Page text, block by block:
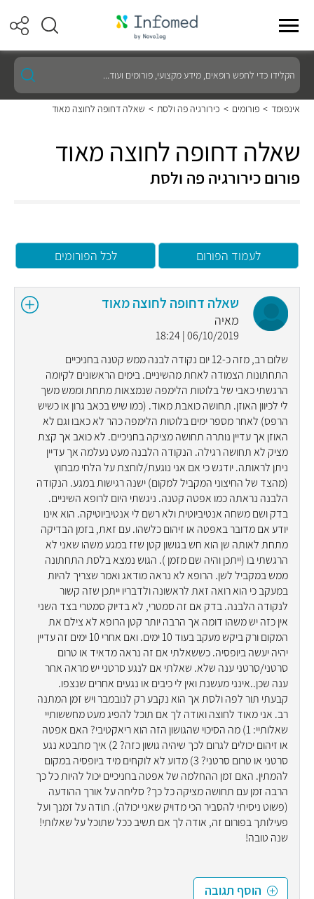
הקלידו
כדי
לחפש
רופאים,
מידע
ועוד...
אינפומד > פורומים > כירורגיה פה ולסת > שאלה דחופה לחוצה מאוד
שאלה דחופה לחוצה מאוד
פורום כירורגיה פה ולסת
לעמוד הפורום לכל הפורומים
שאלה דחופה לחוצה מאוד
מאיה
06/10/2019 | 18:24
שלום רב, מזה כ-12 יום נקודה לבנה ממש קטנה בחניכיים
התחתונות הצמודה לאחת מהשיניים. בימים הראשונים לקיומה
הרגשתי כאבי של בלוטות הלימפה שנמצאות מתחת וממש משך
לי לכיוון האוזן. תחושה כואבת מאוד. (כמו שיש בכאב גרון או כשיש
הרפס) לאחר מספר ימים בלוטות הלימפה כהר לא כאבו וגם לא
האוזן אך עדיין נותרה תחושה מציקה בחניכיים. לא כואב אך קצת
מציק לא תחושה רגילה. הנקודה הלבנה מעט נעלמה אך עדיין
ניתן לראותה. יודגש כי אם אני נוגעת/לוחצת על הלחי מבחוץ
(מהצד של החיצוני המקביל למקום) ישנה רגישות במגע. הנקודה
הלבנה נראתה כמו אפטה קטנה. ניגשתי היום לרופא השיניים.
בדק ושם משחה אנטיביוטית ולא רשם לי אנטיביוטיקה. הוא אינו
יודע אם מדובר באפטה או זיהום כלשהו. עם זאת, בזמן הבדיקה
מתחת לאותה שן הוא חש בגושון קטן שזז במגע משהו שאני לא
הרגשתי בו (ייתכן והיה שם מזמן ). הגוש נמצא בלסת התחתונה
ממש במקביל לשן. הרופא לא נראה מודאג ואמר שצריך להיות
במעקב כי הוא רואה זאת לראשונה ולדבריו ייתכן שזה קשור
לנקודה הלבנה. בדק אם זה סמטרי, לא בדיוק סמטרי בצד השני
אין כזה יש משהו דומה אך הרבה יותר קטן הרופא לא צילם את
המקום ורק ביקש מעקב בעוד 10 ימים. ואם אחרי 10 ימים זה עדיין
יהיה יעשה ביופסיה. כששאלתי אם זה נראה מדאיד או טרום
סרטני/סרטני ענה שלא. שאלתי אם לנגע סרטני יש מראה אחר
ענה שכן..אינני מעשנת ואין לי כיבים או נגעים אחרים שנצפו.
קבעתי תור לפה ולסת אך הוא נקבע רק לנובמבר ויש זמן המתנה
רב. אני מאוד לחוצה ואודה לך אם תוכל להפיג מעט מחששותיי
שאלותיי: 1) מה הסיכוי שהגושון הזה הוא ריאקטיבי? האם אפטה
או זיהום יכולים לגרום לכך שיהיה גושון כזה? 2) איך מתבטא נגע
סרטני או טרום סרטני? 3) מדוע לא לוקחים מיד ביופסיה במקום
להמתין. האם זמן ההחלמה של אפטה בחניכיים יכול להיות כל כך
הרבה זמן עם תחושה מציקה כל כך? סליחה על אורך ההודעה
(פשוט ניסיתי להסביר הכי מדויק שאני יכולה). תודה על זמנך ועל
פעילותך בפורום זה, אודה לך אם תשיב ככל שתוכל על שאלותי!
שנה טובה!
הוסף תגובה